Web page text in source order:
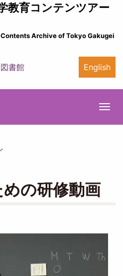
教育コンテンツアー
Archive of Tokyo Gakugei
書館
English
の研修動画